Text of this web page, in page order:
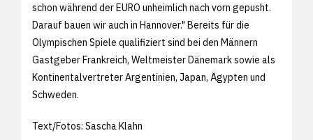
schon während der EURO unheimlich nach vorn gepusht.
Darauf bauen wir auch in Hannover." Bereits für die
Olympischen Spiele qualifiziert sind bei den Männern
Gastgeber Frankreich, Weltmeister Dänemark sowie als
Kontinentalvertreter Argentinien, Japan, Ägypten und
Schweden.
Text/Fotos: Sascha Klahn